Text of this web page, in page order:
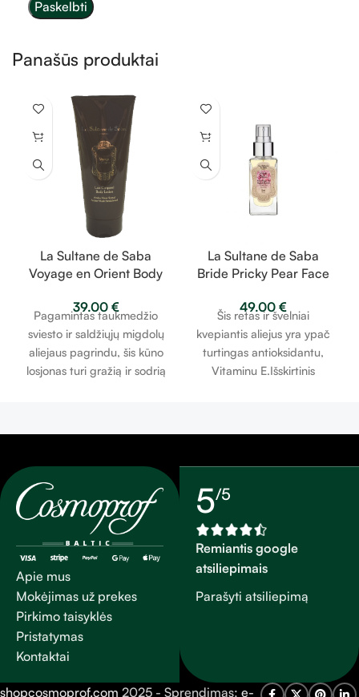
Panašūs produktai
La Sultane de Saba
Voyage en Orient Body
muskusas, santalmedis
– kūno losjonas 200ml
39.00 €
Pagamintas taukmedžio
sviesto ir saldžiųjų migdolų
aliejaus pagrindu, šis kūno
losjonas turi gražią ir sodrią
La Sultane de Saba
Bride Pricky Pear Face
kriaušės aliejus 50ml
49.00 €
Šis retas ir švelniai
kvepiantis aliejus yra ypač
turtingas antioksidantu,
Vitaminu E.Išskirtinis
Apie mus
Mokėjimas už prekes
Pirkimo taisyklės
Pristatymas
Kontaktai
5/5
Remiantis google
atsiliepimais
Parašyti atsiliepimą
shopcosmoprof.com 2025 - Sprendimas: e-